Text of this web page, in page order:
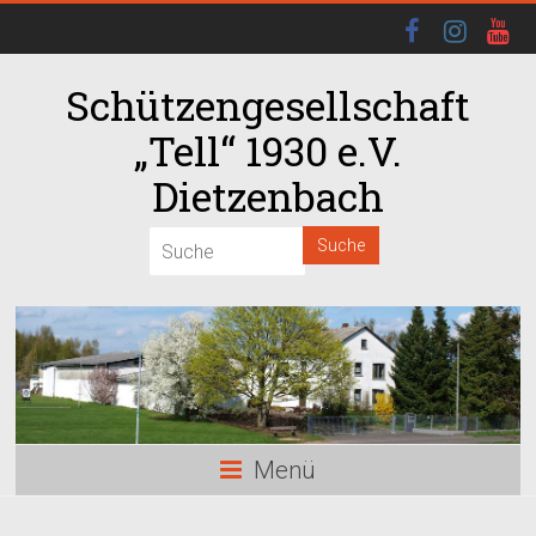
Schützengesellschaft
„Tell“ 1930 e.V.
Dietzenbach
Menü
02:00
04:00